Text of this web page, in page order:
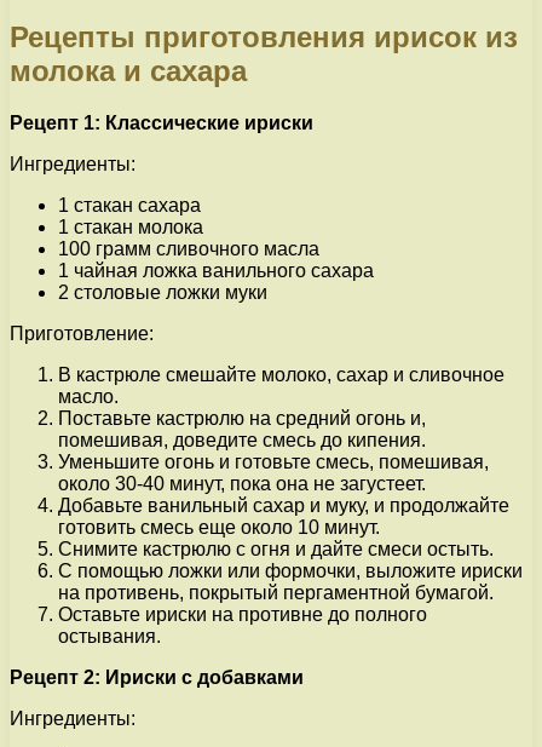
Рецепты приготовления ирисок из
молока и сахара
Рецепт 1: Классические ириски
Ингредиенты:
1 стакан сахара
1 стакан молока
100 грамм сливочного масла
1 чайная ложка ванильного сахара
2 столовые ложки муки
Приготовление:
В кастрюле смешайте молоко, сахар и сливочное
масло.
Поставьте кастрюлю на средний огонь и,
помешивая, доведите смесь до кипения.
Уменьшите огонь и готовьте смесь, помешивая,
около 30-40 минут, пока она не загустеет.
Добавьте ванильный сахар и муку, и продолжайте
готовить смесь еще около 10 минут.
Снимите кастрюлю с огня и дайте смеси остыть.
С помощью ложки или формочки, выложите ириски
на противень, покрытый пергаментной бумагой.
Оставьте ириски на противне до полного
остывания.
Рецепт 2: Ириски с добавками
Ингредиенты: